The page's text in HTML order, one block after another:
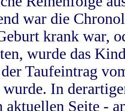
war die
krank war,
wurde das
der Taufeintrag
In
aktuellen Seite -